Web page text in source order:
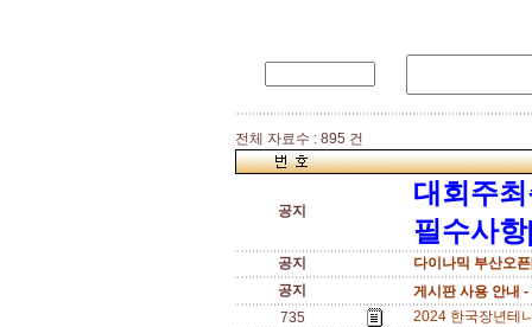
전체 자료수 : 895 건
공지
대회주
필수사
공지
다이나믹 부산오
공지
게시판 사용 안내 -
735
2024 한국장년테